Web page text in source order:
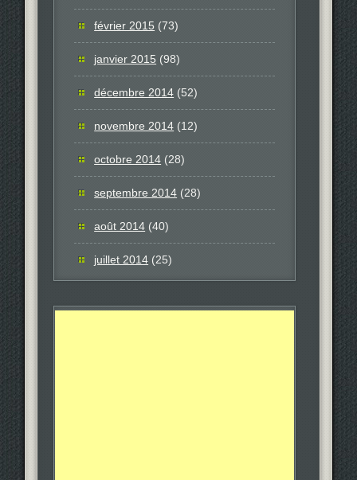
février 2015 (73)
janvier 2015 (98)
décembre 2014 (52)
novembre 2014 (12)
octobre 2014 (28)
septembre 2014 (28)
août 2014 (40)
juillet 2014 (25)